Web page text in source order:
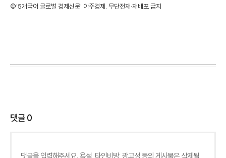
©'5개국어 글로벌 경제신문' 아주경제. 무단전재·재배포 금지
댓글0